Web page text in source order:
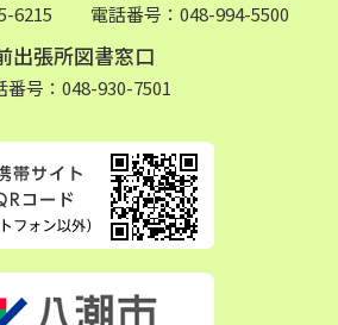
6215 電話番号：048-994-5500
出張所図書窓口
番号：048-930-7501